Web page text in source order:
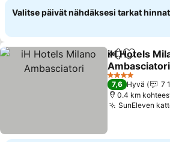
Valitse päivät nähdäksesi tarkat hinnat
Jaa Lisää
iH Hotels
Ambasciatori
4 Tähtiluokitus
7,6 Hyvä
7
0.4 km
SunEleven